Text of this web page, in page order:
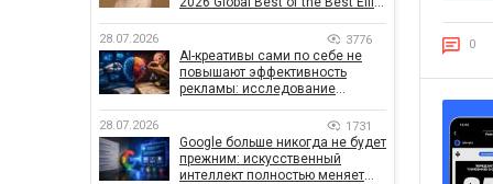
0
28.07.2026 3776
AI-креативы сами по себе не
повышают эффективность
рекламы: исследование
влияет на эффективность
кампаний
28.07.2026 1731
Google больше никогда не будет
прежним: искусственный
интеллект полностью меняет